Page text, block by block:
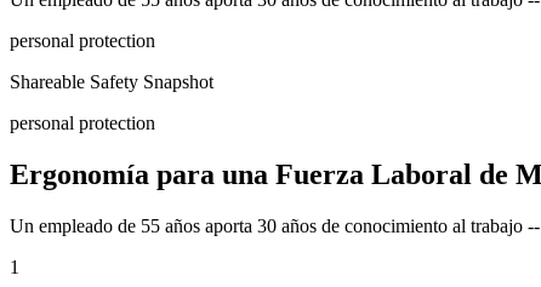
personal protection
Shareable Safety Snapshot
personal protection
Ergonomía para una Fuerza Laboral de
Un empleado de 55 años aporta 30 años de conocimiento al trabajo
1